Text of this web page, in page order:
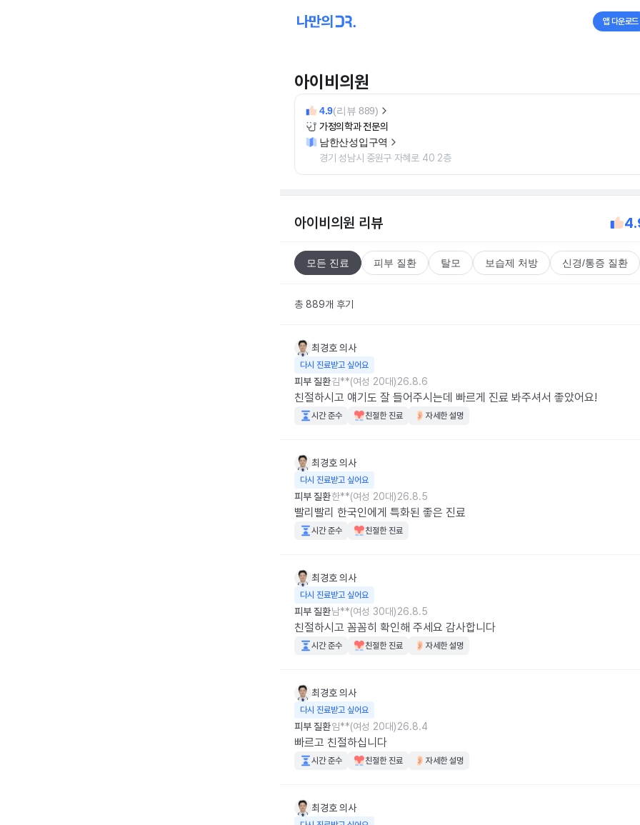
앱 다운로드
아이비의원
4.9(리뷰 889)
가정의학과 전문의
남한산성입구역
경기 성남시 중원구 자혜로 40 2층
아이비의원 리뷰
모든 진료 피부 질환 탈모 보습제 처방 신경/통증 질환
총 889개 후기
최경호의사
다시 진료받고 싶어요
피부 질환김**(여성 20대)26.8.6
친절하시고 얘기도 잘 들어주시는데 빠르게 진료 봐주셔서 좋았어요!
시간 준수 친절한 진료 자세한 설명
최경호의사
다시 진료받고 싶어요
피부 질환한**(여성 20대)26.8.5
빨리빨리 한국인에게 특화된 좋은 진료
시간 준수 친절한 진료
최경호의사
다시 진료받고 싶어요
피부 질환남**(여성 30대)26.8.5
친절하시고 꼼꼼히 확인해 주세요 감사합니다
시간 준수 친절한 진료 자세한 설명
최경호의사
다시 진료받고 싶어요
피부 질환임**(여성 20대)26.8.4
빠르고 친절하십니다
시간 준수 친절한 진료 자세한 설명
최경호의사